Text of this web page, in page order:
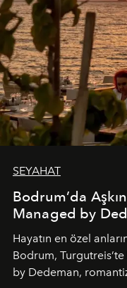
SEYAHAT
Bodrum’da
Managed by
Hayatın en özel
Bodrum,
by Dedeman,